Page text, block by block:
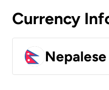
Currency